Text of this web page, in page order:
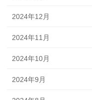
2024年12月
2024年11月
2024年10月
2024年9月